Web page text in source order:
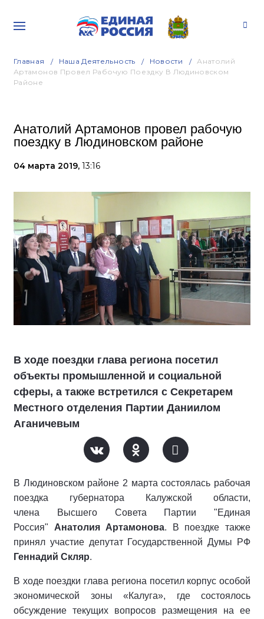
Главная Наша Деятельность Новости
Анатолий
Артамонов Провел Рабочую Поездку В Людиновском
Районе
Анатолий Артамонов провел рабочую
поездку в Людиновском районе
04 марта 2019, 13:16
В ходе поездки глава региона посетил
объекты промышленной и социальной
сферы, а также встретился с Секретарем
Местного отделения Партии Даниилом
Аганичевым
В Людиновском районе 2 марта состоялась рабочая
поездка губернатора Калужской области,
члена Высшего Совета Партии "Единая
Россия" Анатолия Артамонова. В поездке также
принял участие депутат Государственной Думы РФ
Геннадий Скляр.
В ходе поездки глава региона посетил корпус особой
экономической зоны «Калуга», где состоялось
обсуждение текущих вопросов размещения на ее